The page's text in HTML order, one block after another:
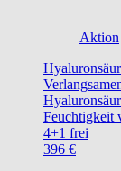
Aktion
Feuchtigkeit
4+1 frei
396 €